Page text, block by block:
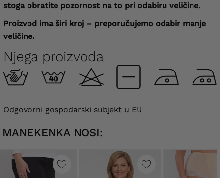
stoga obratite pozornost na to pri odabiru veličine.
Proizvod ima širi kroj – preporučujemo odabir manje
veličine.
Njega proizvoda
Odgovorni gospodarski subjekt u EU
MANEKENKA NOSI: